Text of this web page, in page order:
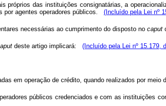
próprios das instituições consignatárias, a
por agentes operadores públicos. (Incluído pela Lei nº
necessárias ao cumprimento do disposto no caput
deste artigo implicará: (Incluído pela Lei nº 15.179,
em operação de crédito, quando realizados por
públicos credenciados e com as instituições